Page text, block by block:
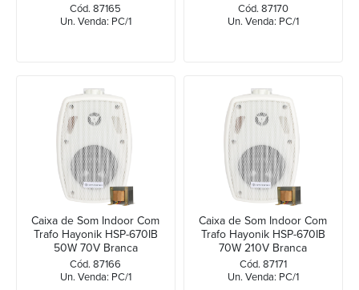
Cód. 87165
Un. Venda: PC/1
Cód. 87170
Un. Venda: PC/1
Caixa de Som Indoor Com
Trafo Hayonik HSP-670IB
50W 70V Branca
Cód. 87166
Un. Venda: PC/1
Caixa de Som Indoor Com
Trafo Hayonik HSP-670IB
70W 210V Branca
Cód. 87171
Un. Venda: PC/1